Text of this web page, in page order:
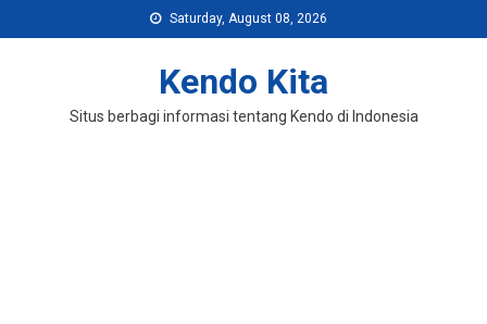
to
Saturday, August 08, 2026
Kendo Kita
Situs berbagi informasi tentang Kendo di Indonesia